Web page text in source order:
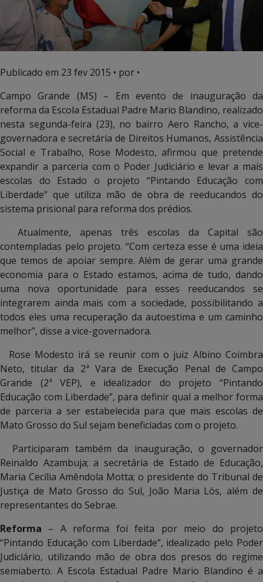
Publicado em 23 fev 2015 • por •
Campo Grande (MS) – Em evento de inauguração da
reforma da Escola Estadual Padre Mario Blandino, realizado
nesta segunda-feira (23), no bairro Aero Rancho, a vice-
governadora e secretária de Direitos Humanos, Assistência
Social e Trabalho, Rose Modesto, afirmou que pretende
expandir a parceria com o Poder Judiciário e levar a mais
escolas do Estado o projeto “Pintando Educação com
Liberdade” que utiliza mão de obra de reeducandos do
sistema prisional para reforma dos prédios.
Atualmente, apenas três escolas da Capital são
contempladas pelo projeto. “Com certeza esse é uma ideia
que temos de apoiar sempre. Além de gerar uma grande
economia para o Estado estamos, acima de tudo, dando
uma nova oportunidade para esses reeducandos se
integrarem ainda mais com a sociedade, possibilitando a
todos eles uma recuperação da autoestima e um caminho
melhor”, disse a vice-governadora.
Rose Modesto irá se reunir com o juiz Albino Coimbra
Neto, titular da 2ª Vara de Execução Penal de Campo
Grande (2ª VEP), e idealizador do projeto “Pintando
Educação com Liberdade”, para definir qual a melhor forma
de parceria a ser estabelecida para que mais escolas de
Mato Grosso do Sul sejam beneficiadas com o projeto.
Participaram também da inauguração, o governador
Reinaldo Azambuja; a secretária de Estado de Educação,
Maria Cecília Amêndola Motta; o presidente do Tribunal de
Justiça de Mato Grosso do Sul, João Maria Lós, além de
representantes do Sebrae.
Reforma – A reforma foi feita por meio do projeto
“Pintando Educação com Liberdade”, idealizado pelo Poder
Judiciário, utilizando mão de obra dos presos do regime
semiaberto. A Escola Estadual Padre Mario Blandino é a